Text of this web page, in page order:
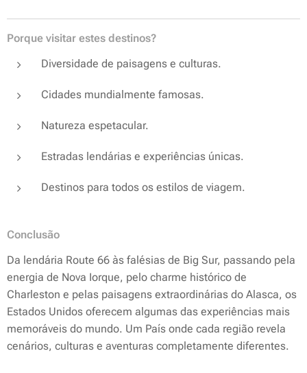
Porque visitar estes destinos?
Diversidade de paisagens e culturas.
Cidades mundialmente famosas.
Natureza espetacular.
Estradas lendárias e experiências únicas.
Destinos para todos os estilos de viagem.
Conclusão
Da lendária Route 66 às falésias de Big Sur, passando pela
energia de Nova Iorque, pelo charme histórico de
Charleston e pelas paisagens extraordinárias do Alasca, os
Estados Unidos oferecem algumas das experiências mais
memoráveis do mundo. Um País onde cada região revela
cenários, culturas e aventuras completamente diferentes.